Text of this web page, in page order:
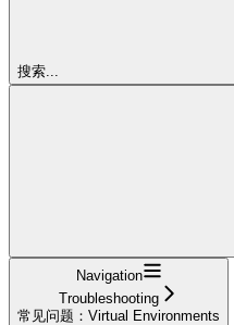
搜索...
Navigation
Troubleshooting
常见问题：Virtual Environments